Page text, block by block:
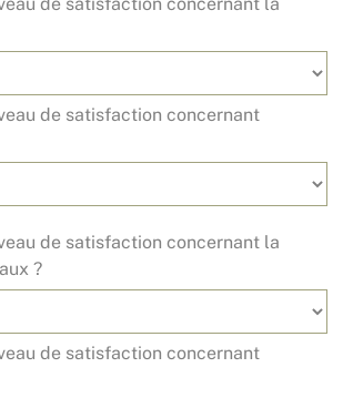
de satisfaction concernant
de satisfaction concernant la
?
de satisfaction concernant